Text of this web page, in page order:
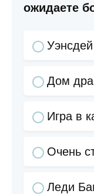
ожидаете
Дом
Игра в
Очень
Леди